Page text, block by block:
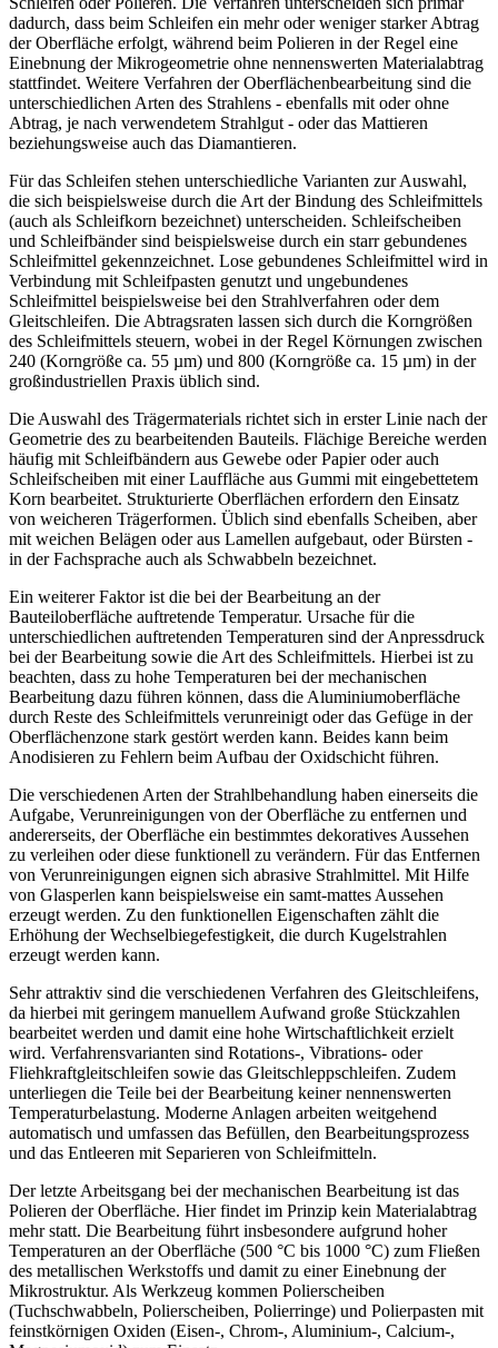
dadurch, dass beim Schleifen ein mehr oder weniger starker Abtrag
der Oberfläche erfolgt, während beim Polieren in der Regel eine
Ein­ebnung der Mikrogeometrie ohne nennenswerten Materialabtrag
stattfindet. Weitere Verfahren der Oberflächenbearbeitung sind die
unterschiedlichen Arten des Strahlens - ebenfalls mit oder ohne
Abtrag, je nach verwendetem Strahlgut - oder das Mattieren
beziehungsweise auch das Diamantieren.
Für das Schleifen stehen unterschiedliche Varianten zur Auswahl,
die sich beispielsweise durch die Art der Bindung des Schleifmittels
(auch als Schleifkorn bezeichnet) unterscheiden. Schleifscheiben
und Schleifbänder sind beispielsweise durch ein starr gebundenes
Schleifmittel gekennzeichnet. Lose gebundenes Schleifmittel wird in
Verbindung mit Schleifpasten genutzt und ungebundenes
Schleifmittel beispielsweise bei den Strahlverfahren oder dem
Gleitschleifen. Die Abtragsraten lassen sich durch die Korngrößen
des Schleifmittels steuern, wobei in der Regel Körnungen zwischen
240 (Korngröße ca. 55 µm) und 800 (Korngröße ca. 15 µm) in der
großindustriellen Praxis üblich sind.
Die Auswahl des Trägermaterials richtet sich in erster Linie nach der
Geometrie des zu bearbeitenden Bauteils. Flächige Bereiche werden
häufig mit Schleifbändern aus Gewebe oder Papier oder auch
Schleifscheiben mit einer Lauffläche aus Gummi mit eingebettetem
Korn bearbeitet. Strukturierte Oberflächen erfordern den Einsatz
von weicheren ­Trägerformen. Üblich sind ebenfalls Scheiben, aber
mit weichen Belägen oder aus Lamellen aufgebaut, oder Bürsten -
in der Fachsprache auch als Schwabbeln bezeichnet.
Ein weiterer Faktor ist die bei der Bearbeitung an der
Bauteiloberfläche ­auftretende Temperatur. Ursache für die
unterschiedlichen auftretenden Temperaturen sind der Anpressdruck
bei der Bearbeitung sowie die Art des Schleifmittels. Hierbei ist zu
beachten, dass zu hohe Temperaturen bei der mechanischen
Bearbeitung dazu führen können, dass die Aluminiumoberfläche
durch Reste des Schleifmittels verunreinigt oder das Gefüge in der
Oberflächenzone stark gestört werden kann. Beides kann beim
Anodisieren zu Fehlern beim Aufbau der Oxidschicht führen.
Die verschiedenen Arten der Strahlbehandlung haben einerseits die
Aufgabe, Verunreinigungen von der Oberfläche zu entfernen und
andererseits, der Oberfläche ein bestimmtes dekoratives Aussehen
zu verleihen oder diese funktionell zu verändern. Für das Entfernen
von Verunreinigungen eignen sich abrasive Strahlmittel. Mit Hilfe
von Glasperlen kann beispielsweise ein samt-mattes Aussehen
erzeugt werden. Zu den funktionellen Eigenschaften zählt die
Erhöhung der Wechselbiegefestigkeit, die durch Kugelstrahlen
erzeugt werden kann.
Sehr attraktiv sind die verschiedenen Verfahren des Gleitschleifens,
da hierbei mit geringem manuellem Aufwand große Stückzahlen
bearbeitet werden und damit eine hohe Wirtschaftlichkeit erzielt
wird. Verfahrensvarianten sind Rotations-, Vibrations- oder
Fliehkraftgleitschleifen sowie das Gleitschleppschleifen. Zudem
unterliegen die Teile bei der Bearbeitung keiner ­nennenswerten
Temperaturbelastung. Moderne Anlagen arbeiten weitgehend
automatisch und umfassen das Befüllen, den Bearbeitungsprozess
und das Entleeren mit Separieren von Schleifmitteln.
Der letzte Arbeitsgang bei der mechanischen Bearbeitung ist das
Polieren der ­Oberfläche. Hier findet im Prinzip kein Materialabtrag
mehr statt. Die Bearbeitung führt insbesondere aufgrund hoher
Temperaturen an der Oberfläche (500 °C bis 1000 °C) zum Fließen
des metallischen Werkstoffs und damit zu einer Einebnung der
Mikrostruktur. Als Werkzeug kommen Polierscheiben
(Tuchschwabbeln, Polierscheiben, Polierringe) und Polierpasten mit
feinstkörnigen Oxiden (Eisen-, Chrom-, Aluminium-, Calcium-,